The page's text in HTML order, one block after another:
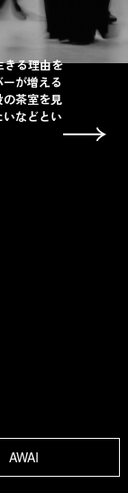
きる理由を
が増える
茶室を見
などとい
AWAI